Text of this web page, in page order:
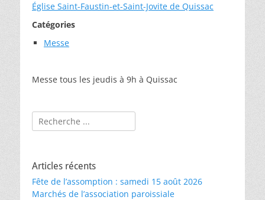
Église Saint-Faustin-et-Saint-Jovite de Quissac
Catégories
Messe
Messe tous les jeudis à 9h à Quissac
Rechercher :
Articles récents
Fête de l’assomption : samedi 15 août 2026
Marchés de l’association paroissiale